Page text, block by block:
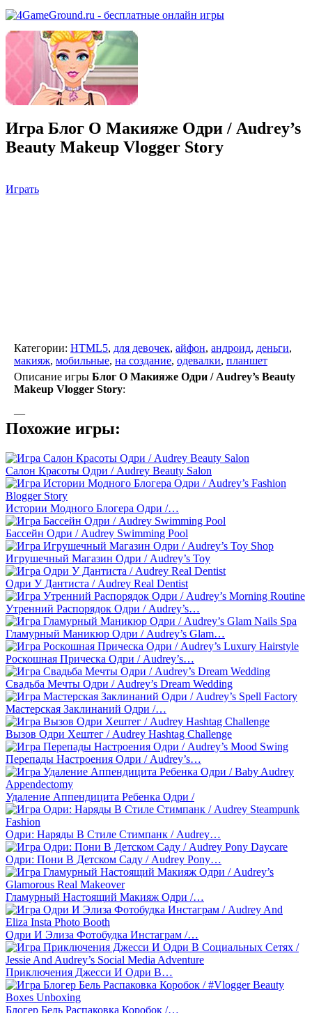
Игра Блог О Макияже Одри / Audrey’s
Beauty Makeup Vlogger Story
Играть
Категории: HTML5, для девочек, айфон, андроид, деньги,
макияж, мобильные, на создание, одевалки, планшет
Описание игры Блог О Макияже Одри / Audrey’s Beauty
Makeup Vlogger Story:
—
Похожие игры:
Салон Красоты Одри / Audrey Beauty Salon
Истории Модного Блогера Одри /…
Бассейн Одри / Audrey Swimming Pool
Игрушечный Магазин Одри / Audrey’s Toy
Одри У Дантиста / Audrey Real Dentist
Утренний Распорядок Одри / Audrey’s…
Гламурный Маникюр Одри / Audrey’s Glam…
Роскошная Прическа Одри / Audrey’s…
Свадьба Мечты Одри / Audrey’s Dream Wedding
Мастерская Заклинаний Одри /…
Вызов Одри Хештег / Audrey Hashtag Challenge
Перепады Настроения Одри / Audrey’s…
Удаление Аппендицита Ребенка Одри /
Одри: Наряды В Стиле Стимпанк / Audrey…
Одри: Пони В Детском Саду / Audrey Pony…
Гламурный Настоящий Макияж Одри /…
Одри И Элиза Фотобудка Инстаграм /…
Приключения Джесси И Одри В…
Блогер Бель Распаковка Коробок /…